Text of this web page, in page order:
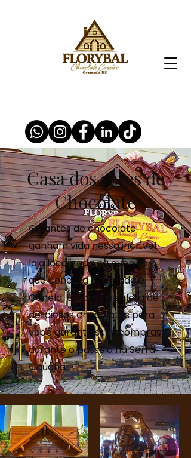
Casa dos seres de
Chocolate
Gigantes de chocolate
ganham vida nessa incrível
loja localizada na avenida
que conecta Gramado e
Canela. Uma loja repleta de
deliciosos chocolates para
você garantir suas compras
durante o passeio na Serra
Gaúcha.